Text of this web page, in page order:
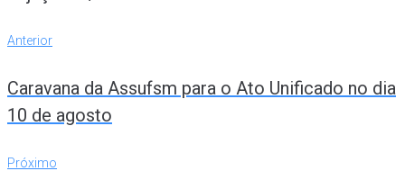
Navegação
Post
Anterior
Anterior
Caravana da Assufsm para o Ato Unificado no dia
10 de agosto
Próximo
Próximo